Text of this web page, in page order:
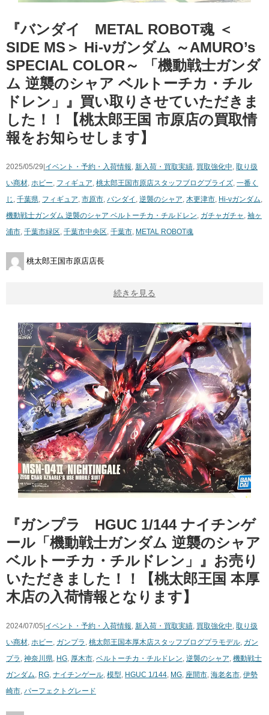
『バンダイ METAL ROBOT魂 ＜
SIDE MS＞ Hi-νガンダム ～AMURO’s
SPECIAL COLOR～ 「機動戦士ガンダ
ム 逆襲のシャア ベルトーチカ・チル
ドレン」』買い取りさせていただきま
した！！【桃太郎王国 市原店の買取情
報をお知らせします】
2025/05/29| イベント・予約・入荷情報, 新入荷・買取実績, 買取強化中, 取り扱
い商材, ホビー, フィギュア, 桃太郎王国市原店スタッフブログプライズ, 一番く
じ , 千葉県, フィギュア, 市原市, バンダイ , 逆襲のシャア, 木更津市, Hi-νガンダム,
機動戦士ガンダム 逆襲のシャア ベルトーチカ・チルドレン, ガチャガチャ , 袖ヶ
浦市, 千葉市緑区, 千葉市中央区, 千葉市, METAL ROBOT魂
桃太郎王国市原店店長
続きを見る
『ガンプラ HGUC 1/144 ナイチンゲ
ール「機動戦士ガンダム 逆襲のシャア
ベルトーチカ・チルドレン」』お売り
いただきました！！【桃太郎王国 本厚
木店の入荷情報となります】
2024/07/05| イベント・予約・入荷情報, 新入荷・買取実績, 買取強化中, 取り扱
い商材, ホビー, ガンプラ , 桃太郎王国本厚木店スタッフブログプラモデル, ガン
プラ , 神奈川県, HG, 厚木市, ベルトーチカ・チルドレン, 逆襲のシャア, 機動戦士
ガンダム, RG, ナイチンゲール, 模型, HGUC 1/144, MG, 座間市, 海老名市, 伊勢
崎市, パーフェクトグレード